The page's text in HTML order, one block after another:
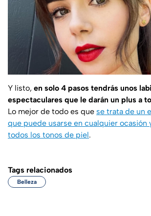
Y listo, en solo 4 pasos tendrás unos
espectaculares que le darán un plus a
Lo mejor de todo es que se trata de un
que puede usarse en cualquier ocasión
todos los tonos de piel.
Tags relacionados
Belleza